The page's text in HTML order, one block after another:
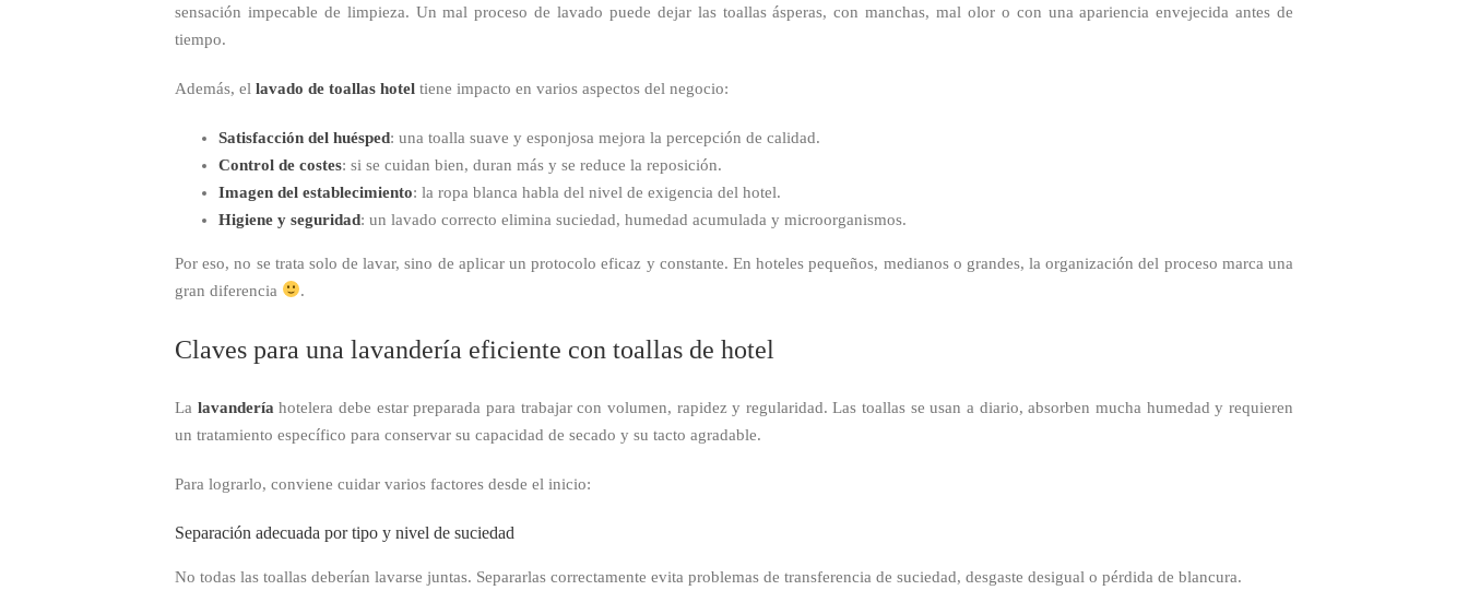
sensación impecable de limpieza. Un mal proceso de lavado puede dejar las toallas ásperas, con manchas, mal olor o con una apariencia envejecida antes de
tiempo.
Además, el lavado de toallas hotel tiene impacto en varios aspectos del negocio:
Satisfacción del huésped: una toalla suave y esponjosa mejora la percepción de calidad.
Control de costes: si se cuidan bien, duran más y se reduce la reposición.
Imagen del establecimiento: la ropa blanca habla del nivel de exigencia del hotel.
Higiene y seguridad: un lavado correcto elimina suciedad, humedad acumulada y microorganismos.
Por eso, no se trata solo de lavar, sino de aplicar un protocolo eficaz y constante. En hoteles pequeños, medianos o grandes, la organización del proceso marca una
gran diferencia
.
Claves para una lavandería eficiente con toallas de hotel
La lavandería hotelera debe estar preparada para trabajar con volumen, rapidez y regularidad. Las toallas se usan a diario, absorben mucha humedad y requieren
un tratamiento específico para conservar su capacidad de secado y su tacto agradable.
Para lograrlo, conviene cuidar varios factores desde el inicio:
Separación adecuada por tipo y nivel de suciedad
No todas las toallas deberían lavarse juntas. Separarlas correctamente evita problemas de transferencia de suciedad, desgaste desigual o pérdida de blancura.